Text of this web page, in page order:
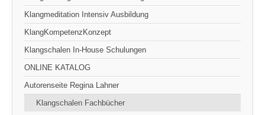
Klangmeditation Intensiv Ausbildung
KlangKompetenzKonzept
Klangschalen In-House Schulungen
ONLINE KATALOG
Autorenseite Regina Lahner
Klangschalen Fachbücher